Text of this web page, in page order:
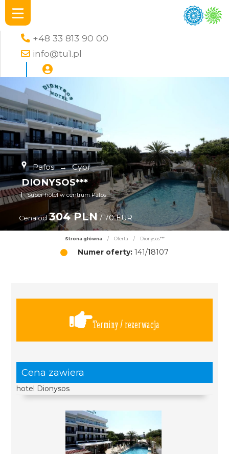
+48 33 813 90 00
info@tu1.pl
Pafos → Cypr
DIONYSOS***
Super hotel w centrum Pafos
Cena od 304 PLN/ 70 EUR
Strona główna / Oferta / Dionysos***
Numer oferty: 141/18107
Terminy / rezerwacja
Cena zawiera
hotel Dionysos